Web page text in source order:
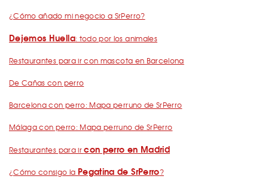
¿Cómo añado mi negocio a SrPerro?
Dejemos Huella: todo por los animales
Restaurantes para ir con mascota en Barcelona
De Cañas con perro
Barcelona con perro: Mapa perruno de SrPerro
Málaga con perro: Mapa perruno de SrPerro
Restaurantes para ircon perro en Madrid
¿Cómo consigo la Pegatina de SrPerro?